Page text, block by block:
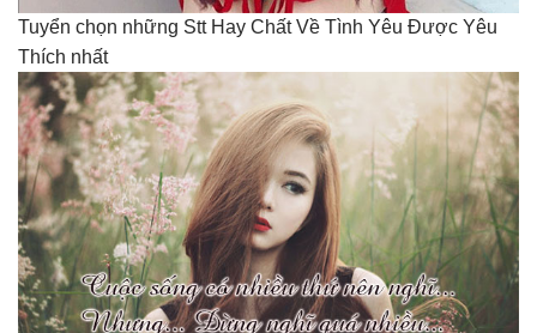
Tuyển chọn những Stt Hay Chất Về Tình Yêu Được Yêu
Thích nhất